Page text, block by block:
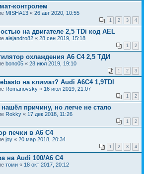
контролем
MISHA13 « 26 авг 2020, 10:55
1 2 3 4
на двигателе 2,5 TDi код AEL
alejandro82 « 28 сен 2019, 15:18
1 2
охлаждения А6 С4 2,5 ТДИ
bono05 « 28 июл 2019, 19:10
1 2 3
на климат? Audi A6C4 1,9TDI
Romanovsky « 16 июл 2019, 21:07
1 2
причину, но легче не стало
Rokky « 17 дек 2018, 11:26
1 2
печки в A6 C4
joy « 20 мар 2018, 20:34
1 2 3 4
на Audi 100/A6 C4
томи « 18 окт 2017, 20:12